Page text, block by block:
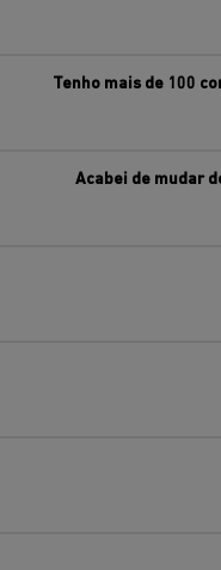
Tenho mais de 100
Acabei de mudar